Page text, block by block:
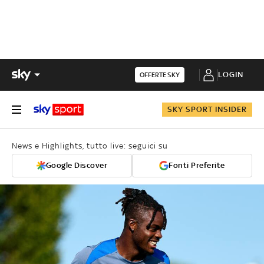
OFFERTE SKY LOGIN
SKY SPORT INSIDER
News e Highlights, tutto live: seguici su
Google Discover Fonti Preferite